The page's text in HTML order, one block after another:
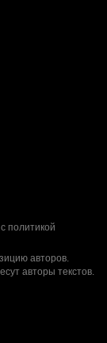
политикой
авторов.
авторы текстов.